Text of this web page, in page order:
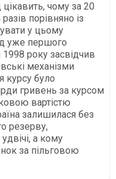
чому за 20
порівняно із
у цьому
уже першого
1998 року засвідчив
механізми
курсу було
гривень за курсом
вартістю
залишилася без
резерву,
а кому
за пільговою